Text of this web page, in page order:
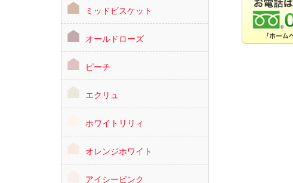
ミッドビスケット
オールドローズ
ピーチ
エクリュ
ホワイトリリィ
オレンジホワイト
アイシーピンク